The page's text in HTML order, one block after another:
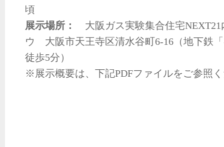
頃
展示場所：
大阪ガス実験集合住宅NEXT21
ウ
大阪市天王寺区清水谷町6-16（地下鉄
徒歩5分）
※展示概要は、下記PDFファイルをご参照